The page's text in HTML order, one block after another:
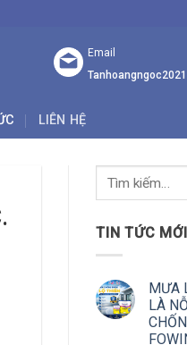
Email
LIÊN HỆ
TIN TỨC
MƯA
LÀ